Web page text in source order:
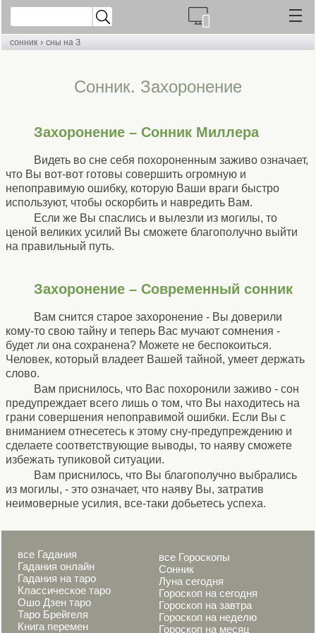
сонник › сны на З
Cонник. Захоронение
Захоронение – Сонник Миллера
Видеть во сне себя похороненным заживо означает,
что Вы вот-вот готовы совершить огромную и
непоправимую ошибку, которую Ваши враги быстро
используют, чтобы оскорбить и навредить Вам.
Если же Вы спаслись и вылезли из могилы, то
ценой великих усилий Вы сможете благополучно выйти
на правильный путь.
Захоронение – Современный сонник
Вам снится старое захоронение - Вы доверили
кому-то свою тайну и теперь Вас мучают сомнения -
будет ли она сохранена? Можете не беспокоиться.
Человек, который владеет Вашей тайной, умеет держать
слово.
Вам приснилось, что Вас похоронили заживо - сон
предупреждает всего лишь о том, что Вы находитесь на
грани совершения непоправимой ошибки. Если Вы с
вниманием отнесетесь к этому сну-предупреждению и
сделаете соответствующие выводы, то наяву сможете
избежать тупиковой ситуации.
Вам приснилось, что Вы благополучно выбрались
из могилы, - это означает, что наяву Вы, затратив
неимоверные усилия, все-таки добьетесь успеха.
все Гадания
Гадания онлайн
Гадания на таро
Классическое таро
Ошо Дзен таро
Таро Брейгеля
Книга перемен
все Гороскопы
Сонник
Луна сегодня
Гороскоп на сегодня
Гороскоп на завтра
Гороскоп на неделю
Гороскоп на месяц